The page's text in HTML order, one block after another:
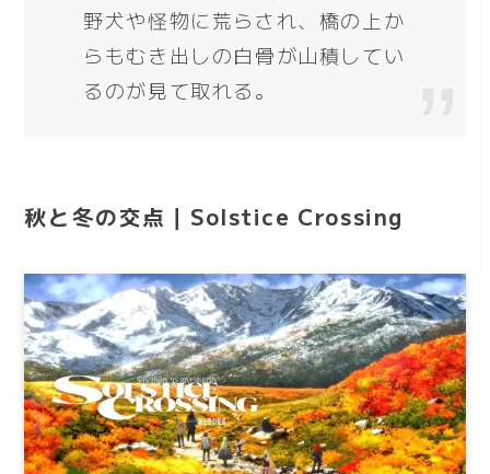
野犬や怪物に荒らされ、橋の上か
らもむき出しの白骨が山積してい
るのが見て取れる。
秋と冬の交点｜Solstice Crossing